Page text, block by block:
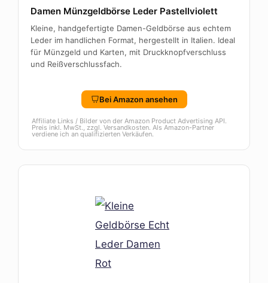
Damen Münzgeldbörse Leder Pastellviolett
Kleine, handgefertigte Damen-Geldbörse aus echtem
Leder im handlichen Format, hergestellt in Italien. Ideal
für Münzgeld und Karten, mit Druckknopfverschluss
und Reißverschlussfach.
Bei Amazon ansehen
Affiliate Links / Bilder von der Amazon Product Advertising API.
Preis inkl. MwSt., zzgl. Versandkosten. Als Amazon-Partner
verdiene ich an qualifizierten Verkäufen.